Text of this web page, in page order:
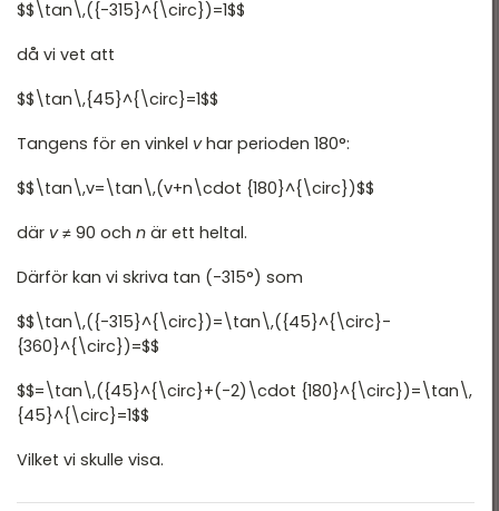
$$\tan\,({-315}^{\circ})=1$$
då vi vet att
$$\tan\,{45}^{\circ}=1$$
Tangens för en vinkel vhar perioden 180°:
$$\tan\,v=\tan\,(v+n\cdot {180}^{\circ})$$
där v≠ 90 och n är ett heltal.
Därför kan vi skriva tan (-315°) som
$$\tan\,({-315}^{\circ})=\tan\,({45}^{\circ}-
{360}^{\circ})=$$
$$=\tan\,({45}^{\circ}+(-2)\cdot {180}^{\circ})=\tan\,
{45}^{\circ}=1$$
Vilket vi skulle visa.